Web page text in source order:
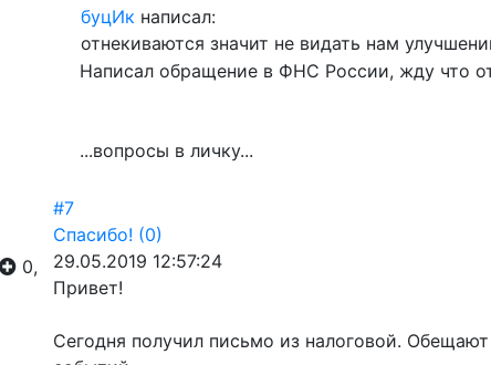
буцИк написал:
отнекиваются значит не видать нам
Написал обращение в ФНС России, жду что
...вопросы в личку...
0,
#7
Спасибо! (0)
29.05.2019 12:57:24
Привет!
Сегодня получил письмо из налоговой.